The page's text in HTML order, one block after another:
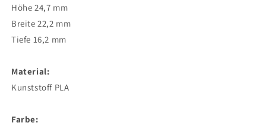
Höhe 24,7 mm
Breite 22,2 mm
Tiefe 16,2 mm
Material:
Kunststoff PLA
Farbe: